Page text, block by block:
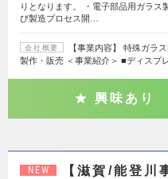
りとなります。 ・電子部品用ガラス
び製造プロセス開…
会社概要
【事業内容】 特殊ガラ
製作・販売 ＜事業紹介＞ ■ディスプ
興味あり
NEW
【滋賀/能登川